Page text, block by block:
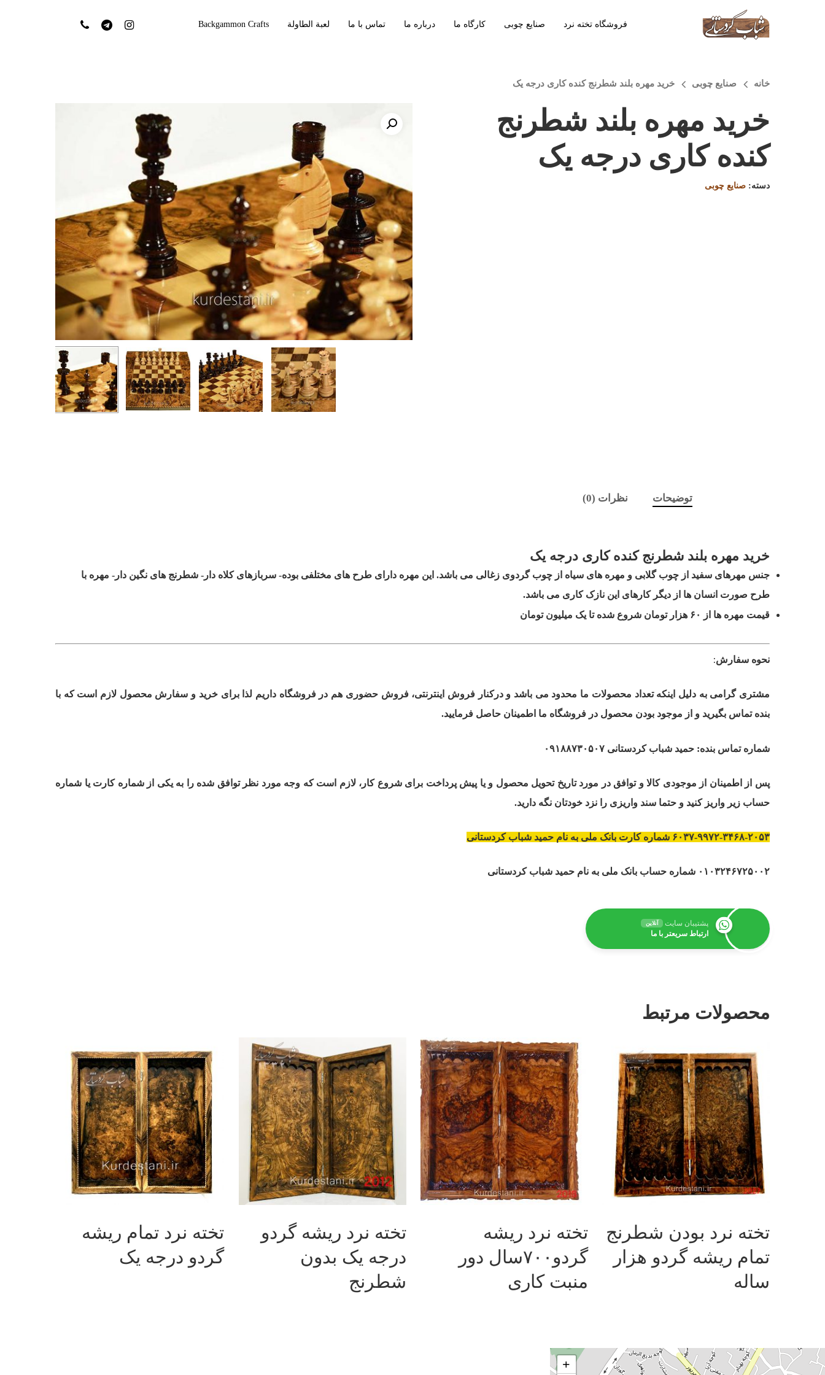
فروشگاه تخته نرد صنایع چوبی کارگاه ما درباره ما تماس با ما لعبة الطاولة Backgammon Crafts
خانه صنایع چوبی خرید مهره بلند شطرنج کنده کاری درجه یک
خرید مهره بلند شطرنج
کنده کاری درجه یک
دسته: صنایع چوبی
توضیحات نظرات (0)
خرید مهره بلند شطرنج کنده کاری درجه یک
جنس مهرهای سفید از چوب گلابی و مهره های سیاه از چوب گردوی زغالی می باشد. این مهره دارای طرح های مختلفی بوده- سربازهای کلاه دار- شطرنج های نگین دار- مهره با
طرح صورت انسان ها از دیگر کارهای این نازک کاری می باشد.
قیمت مهره ها از
۶۰ هزار تومان شروع شده تا یک میلیون تومان
نحوه سفارش:
مشتری گرامی به دلیل اینکه تعداد محصولات ما محدود می باشد و درکنار فروش اینترنتی، فروش حضوری هم در فروشگاه داریم لذا برای خرید و سفارش محصول لازم است که با
بنده تماس بگیرید و از موجود بودن محصول در فروشگاه ما اطمینان حاصل فرمایید.
شماره تماس بنده: حمید شباب کردستانی ۰۹۱۸۸۷۳۰۵۰۷
پس از اطمینان از موجودی کالا و توافق در مورد تاریخ تحویل محصول و یا پیش پرداخت برای شروع کار، لازم است که وجه مورد نظر توافق شده را به یکی از شماره کارت یا شماره
حساب زیر واریز کنید و حتما سند واریزی را نزد خودتان نگه دارید.
۶۰۳۷-۹۹۷۲-۳۴۶۸-۲۰۵۳ شماره کارت بانک ملی به نام حمید شباب کردستانی
۰۱۰۳۲۴۶۷۲۵۰۰۲ شماره حساب بانک ملی به نام حمید شباب کردستانی
پشتیبان سایت آنلاین
ارتباط سریعتر با ما
محصولات مرتبط
تخته نرد بودن شطرنج
تمام ریشه گردو هزار
ساله
تخته نرد ریشه
گردو۷۰۰سال دور
منبت کاری
تخته نرد ریشه گردو
درجه یک بدون
شطرنج
تخته نرد تمام ریشه
گردو درجه یک
+